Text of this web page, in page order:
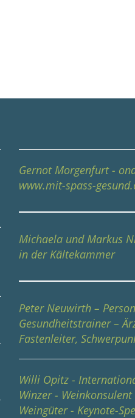
Gernot Morgenfurt -
www.mit-spass-
Michaela und Markus
in der Kältekammer
Peter Neuwirth –
Gesundheitstrainer –
Fastenleiter,
Willi Opitz -
Winzer -
Weingüter - Keynote-